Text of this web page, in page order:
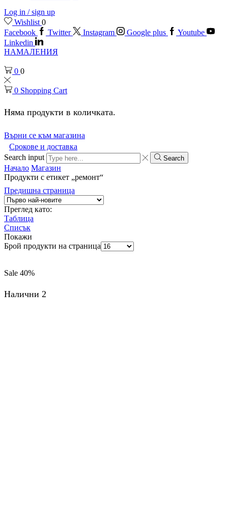
Log in / sign up
Wishlist 0
Facebook
Twitter Instagram Google plus
Youtube
Linkedin
НАМАЛЕНИЯ
0 0
0 Shopping Cart
Няма продукти в количката.
Върни се към магазина
Срокове и доставка
Search input
Search
Начало Магазин
Продукти с етикет „ремонт“
Предишна страница
Преглед като:
Таблица
Списък
Покажи
Брой продукти на страница
Sale 40%
Налични 2